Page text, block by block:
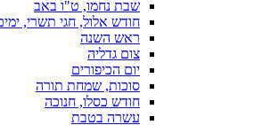
שבת נחמו, ט"ו באב
חודש אלול, חגי תשרי,
ראש השנה
צום גדליה
יום הכיפורים
סוכות, שמחת תורה
חודש כסלו, חנוכה
עשרה בטבת